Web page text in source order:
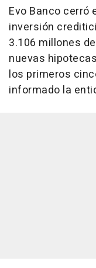
Evo Banco cerró
inversión
3.106 millones
nuevas
los primeros
informado la